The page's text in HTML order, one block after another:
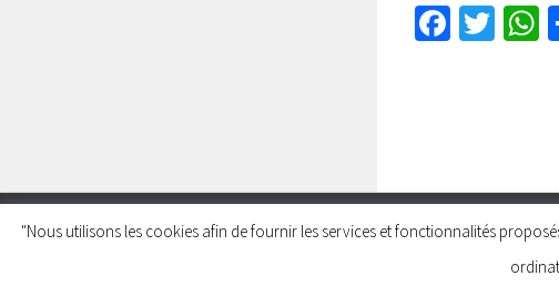
Charleroi Pour la Palestine © 2026. Tous droits réservés.
"Nous utilisons les cookies afin de fournir les services et fonctionnalités